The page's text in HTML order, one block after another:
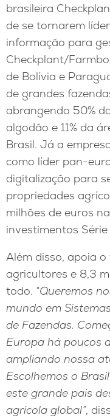
brasileira
de se tornarem
informação para
Checkplant/
de Bolívia e
de grandes
abrangendo 50%
algodão e 11% da
Brasil. Já a
como líder pan-
digitalização para
propriedades
milhões de euros
investimentos
Além disso, apoia
agricultores e 8,3
todo. “Queremos
mundo em
de Fazendas.
Europa há poucos
ampliando nossa
Escolhemos o
este grande país
agrícola global”,